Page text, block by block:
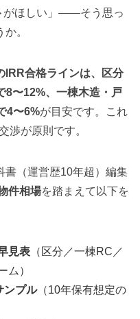
がほしい」——そう思っ
。
IRR合格ラインは、区分
8〜12%、一棟木造・戸
4〜6%が目安です。これ
渉が原則です。
書（運営歴10年超）編集
件相場を踏まえて以下を
見表 （区分／一棟RC／
ム）
ンプル（10年保有想定の